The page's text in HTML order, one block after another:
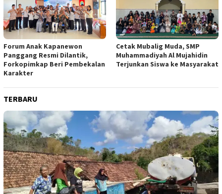
Forum Anak Kapanewon
Panggang Resmi Dilantik,
Forkopimkap Beri Pembekalan
Karakter
Cetak Mubalig Muda, SMP
Muhammadiyah Al Mujahidin
Terjunkan Siswa ke Masyarakat
TERBARU